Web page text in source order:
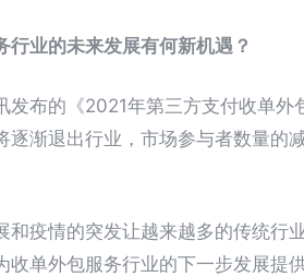
行业的未来发展有何新机遇？
布的《2021年第三方支付收单外
逐渐退出行业，市场参与者数量的
疫情的突发让越来越多的传统行
收单外包服务行业的下一步发展提